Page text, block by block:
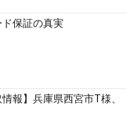
ド保証の真実
報】兵庫県西宮市T様、